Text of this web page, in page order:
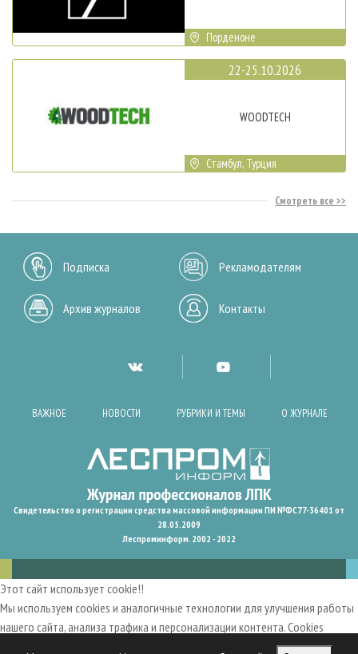
Порденоне
22-25.10.2026
WOODTECH
Стамбул, Турция
Смотреть все
Подписка Рекламодателям
Архив журналов Контакты
ВАЖНОЕ НОВОСТИ РУБРИКИ И ТЕМЫ О ЖУРНАЛЕ
Свидетельство о регистрации средства массовой информации ПИ №ФС77-36401 от
28.05.2009
Леспроминформ. 2002 - 2022
Этот сайт использует cookie!!
Мы используем cookies и аналогичные технологии для улучшения работы
нашего сайта, анализа трафика и персонализации контента. Cookies